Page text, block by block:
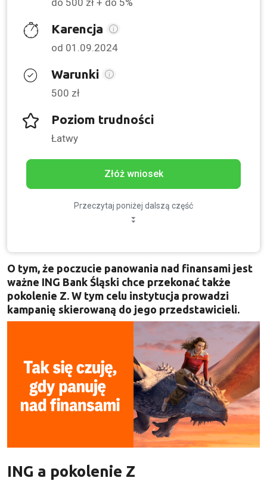
Karencja
od 01.09.2024
Warunki
500 zł
Poziom trudności
Łatwy
Złóż wniosek
Przeczytaj poniżej dalszą część
O tym, że poczucie panowania nad finansami jest
ważne ING Bank Śląski chce przekonać także
pokolenie Z. W tym celu instytucja prowadzi
kampanię skierowaną do jego przedstawicieli.
ING a pokolenie Z